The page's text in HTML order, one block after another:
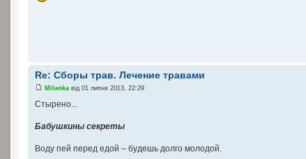
Re: Сборы трав. Лечение травами
Milanka від 01 липня 2013, 22:29
Стырено...
Бабушкины секреты
Воду пей перед едой – будешь долго молодой.